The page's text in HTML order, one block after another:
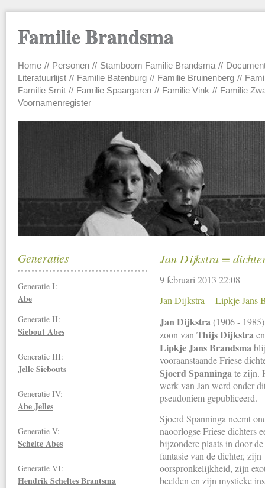
Familie Brandsma
Main menu
Home Personen Stamboom Familie Brandsma
Literatuurlijst
Familie Batenburg Familie Bruinenberg
Familie Smit
Familie Spaargaren Familie Vink
Familie
Voornamenregister
Jan Dijkstra =
9 februari 2013 22:08
Jan Dijkstra
Lipkje Jans
Jan Dijkstra (1906 -
zoon vanThijs Dijkstraen
Lipkje Jans Brandsma
vooraanstaande Friese
Sjoerd Spanningate zijn.
werk van Jan werd onder
pseudoniem gepubliceerd.
Sjoerd Spanninga neemt
naoorlogse Friese dichters
bijzondere plaats in door
fantasie van de dichter, zijn
oorspronkelijkheid, zijn
beelden en zijn mystieke
Generaties
Generatie I:
Abe
Generatie II:
Siebout Abes
Generatie III:
Jelle Siebouts
Generatie IV:
Abe Jelles
Generatie V:
Schelte Abes
Generatie VI:
Hendrik Scheltes Brantsma